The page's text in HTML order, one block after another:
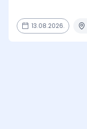
13.08.2026.